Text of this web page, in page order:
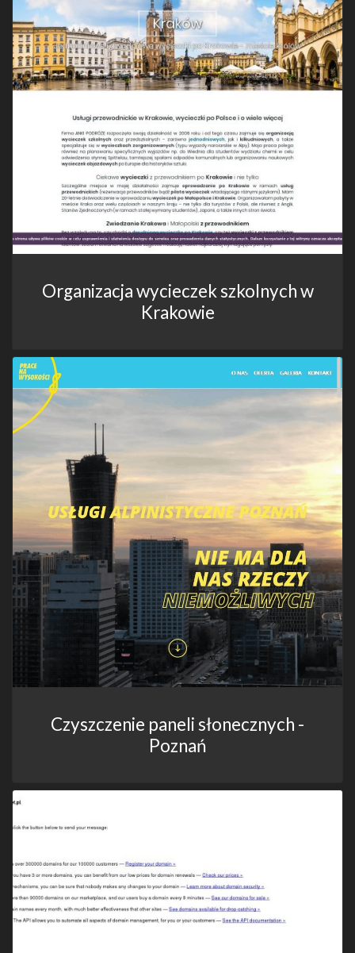
Organizacja wycieczek szkolnych w
Krakowie
Czyszczenie paneli słonecznych -
Poznań